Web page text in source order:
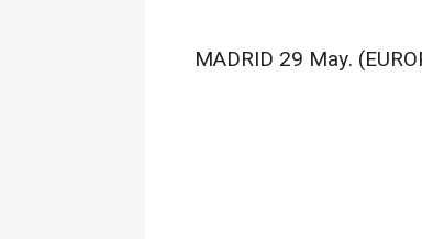
MADRID 29 May.